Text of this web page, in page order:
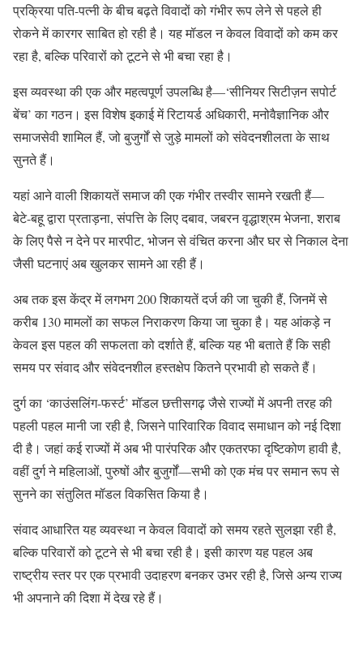
प्रक्रिया पति-पत्नी के बीच बढ़ते विवादों को गंभीर रूप लेने से पहले ही
रोकने में कारगर साबित हो रही है। यह मॉडल न केवल विवादों को कम कर
रहा है, बल्कि परिवारों को टूटने से भी बचा रहा है।
इस व्यवस्था की एक और महत्वपूर्ण उपलब्धि है—‘सीनियर सिटीज़न सपोर्ट
बेंच’ का गठन। इस विशेष इकाई में रिटायर्ड अधिकारी, मनोवैज्ञानिक और
समाजसेवी शामिल हैं, जो बुजुर्गों से जुड़े मामलों को संवेदनशीलता के साथ
सुनते हैं।
यहां आने वाली शिकायतें समाज की एक गंभीर तस्वीर सामने रखती हैं—
बेटे-बहू द्वारा प्रताड़ना, संपत्ति के लिए दबाव, जबरन वृद्धाश्रम भेजना, शराब
के लिए पैसे न देने पर मारपीट, भोजन से वंचित करना और घर से निकाल देना
जैसी घटनाएं अब खुलकर सामने आ रही हैं।
अब तक इस केंद्र में लगभग 200 शिकायतें दर्ज की जा चुकी हैं, जिनमें से
करीब 130 मामलों का सफल निराकरण किया जा चुका है। यह आंकड़े न
केवल इस पहल की सफलता को दर्शाते हैं, बल्कि यह भी बताते हैं कि सही
समय पर संवाद और संवेदनशील हस्तक्षेप कितने प्रभावी हो सकते हैं।
दुर्ग का ‘काउंसलिंग-फर्स्ट’ मॉडल छत्तीसगढ़ जैसे राज्यों में अपनी तरह की
पहली पहल मानी जा रही है, जिसने पारिवारिक विवाद समाधान को नई दिशा
दी है। जहां कई राज्यों में अब भी पारंपरिक और एकतरफा दृष्टिकोण हावी है,
वहीं दुर्ग ने महिलाओं, पुरुषों और बुजुर्गों—सभी को एक मंच पर समान रूप से
सुनने का संतुलित मॉडल विकसित किया है।
संवाद आधारित यह व्यवस्था न केवल विवादों को समय रहते सुलझा रही है,
बल्कि परिवारों को टूटने से भी बचा रही है। इसी कारण यह पहल अब
राष्ट्रीय स्तर पर एक प्रभावी उदाहरण बनकर उभर रही है, जिसे अन्य राज्य
भी अपनाने की दिशा में देख रहे हैं।